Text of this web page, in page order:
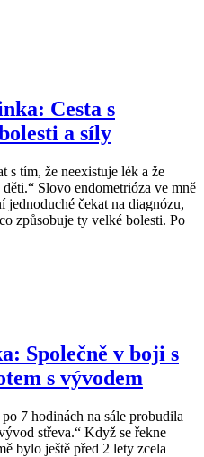
Cesta s
a síly
s tím, že neexistuje lék a že
Slovo endometrióza ve mně
čekat na diagnózu,
způsobuje ty velké bolesti. Po
Společně v boji s
s vývodem
7 hodinách na sále probudila
střeva.“ Když se řekne
bylo ještě před 2 lety zcela